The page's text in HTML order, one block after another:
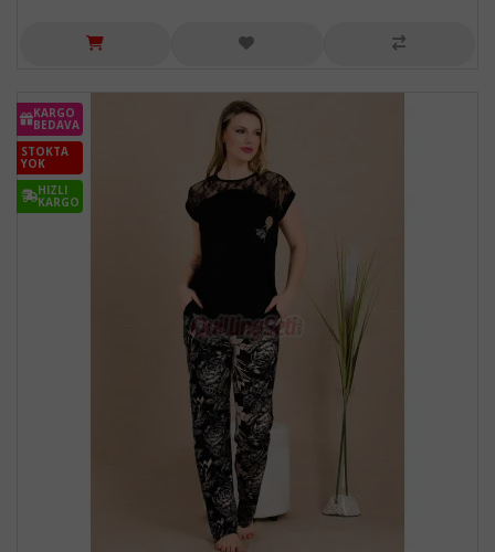
KARGO
BEDAVA
STOKTA
YOK
HIZLI
KARGO